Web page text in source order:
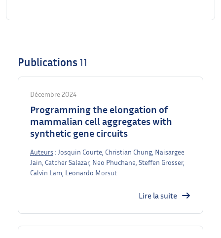
Publications11
Décembre 2024
Programming the elongation of
mammalian cell aggregates with
synthetic gene circuits
Auteurs : Josquin Courte, Christian Chung, Naisargee
Jain, Catcher Salazar, Neo Phuchane, Steffen Grosser,
Calvin Lam, Leonardo Morsut
Lire la suite